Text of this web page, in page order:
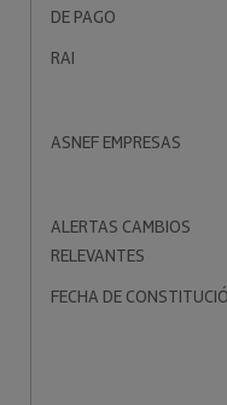
DE PAGO
RAI
ASNEF EMPRESAS
ALERTAS CAMBIOS
RELEVANTES
FECHA DE